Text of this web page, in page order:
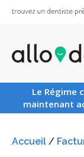
Le Régime
maintenant
Accueil /